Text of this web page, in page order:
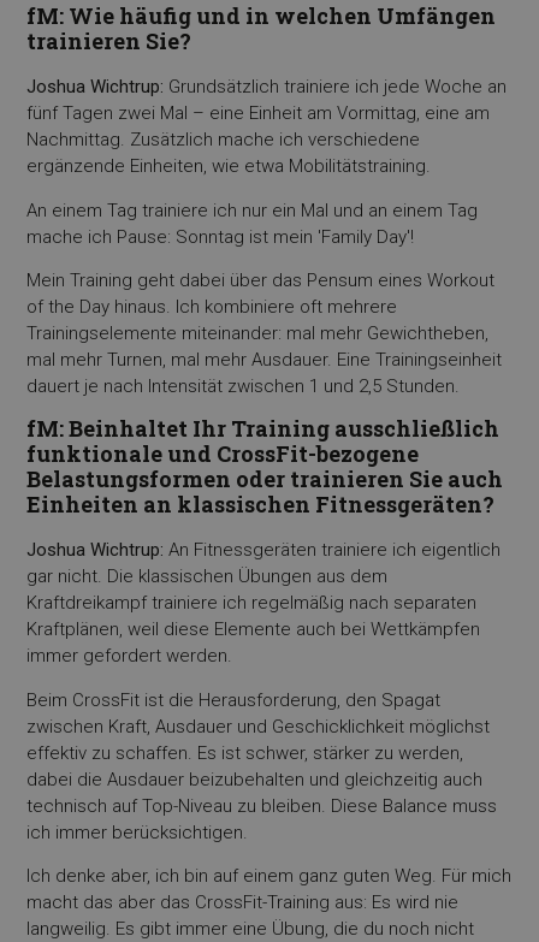
fM: Wie häufig und in welchen Umfängen
trainieren Sie?
Joshua Wichtrup: Grundsätzlich trainiere ich jede Woche an
fünf Tagen zwei Mal – eine Einheit am Vormittag, eine am
Nachmittag. Zusätzlich mache ich verschiedene
ergänzende Einheiten, wie etwa Mobilitätstraining.
An einem Tag trainiere ich nur ein Mal und an einem Tag
mache ich Pause: Sonntag ist mein 'Family Day'!
Mein Training geht dabei über das Pensum eines Workout
of the Day hinaus. Ich kombiniere oft mehrere
Trainingselemente miteinander: mal mehr Gewichtheben,
mal mehr Turnen, mal mehr Ausdauer. Eine Trainingseinheit
dauert je nach Intensität zwischen 1 und 2,5 Stunden.
fM: Beinhaltet Ihr Training ausschließlich
funktionale und CrossFit-bezogene
Belastungsformen oder trainieren Sie auch
Einheiten an klassischen Fitnessgeräten?
Joshua Wichtrup: An Fitnessgeräten trainiere ich eigentlich
gar nicht. Die klassischen Übungen aus dem
Kraftdreikampf trainiere ich regelmäßig nach separaten
Kraftplänen, weil diese Elemente auch bei Wettkämpfen
immer gefordert werden.
Beim CrossFit ist die Herausforderung, den Spagat
zwischen Kraft, Ausdauer und Geschicklichkeit möglichst
effektiv zu schaffen. Es ist schwer, stärker zu werden,
dabei die Ausdauer beizubehalten und gleichzeitig auch
technisch auf Top-Niveau zu bleiben. Diese Balance muss
ich immer berücksichtigen.
Ich denke aber, ich bin auf einem ganz guten Weg. Für mich
macht das aber das CrossFit-Training aus: Es wird nie
langweilig. Es gibt immer eine Übung, die du noch nicht